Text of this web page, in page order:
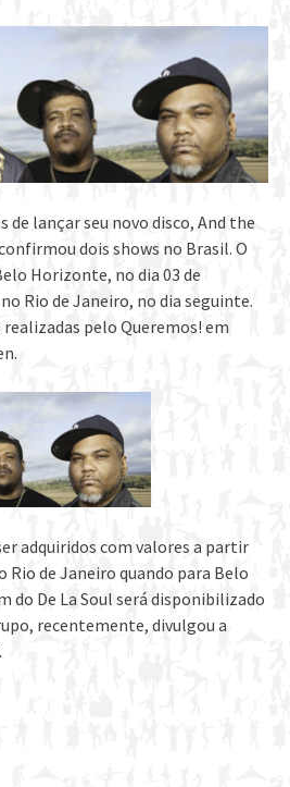
de lançar seu novo disco, And the
dois shows no Brasil. O
Horizonte, no dia 03 de
Rio de Janeiro, no dia seguinte.
pelo Queremos! em
adquiridos com valores a partir
Rio de Janeiro quando para Belo
do De La Soul será disponibilizado
recentemente, divulgou a